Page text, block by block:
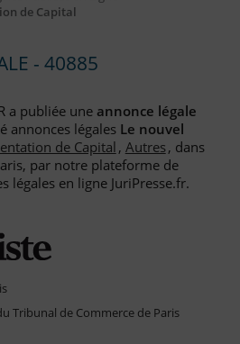
Légales
d'Annonces Légales
de Capital
- 40885
a publiée une annonce légale
annonces légales Le nouvel
de Capital, Autres, dans
par notre plateforme de
légales en ligne JuriPresse.fr.
Tribunal de Commerce de Paris